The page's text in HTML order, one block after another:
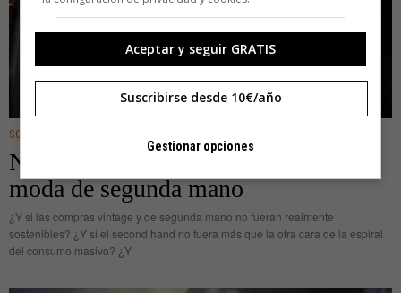
SOSTENIBILIDAD
No es green todo lo que reluce en la
moda de segunda mano
¿Y si las compras vintage y de segunda mano no fueran realmente
sostenibles? ¿Y si el second hand no fuera más que la otra cara de la espiral
del consumo masivo? ¿Y
Aceptar y seguir GRATIS
Suscribirse desde 10€/año
Gestionar opciones